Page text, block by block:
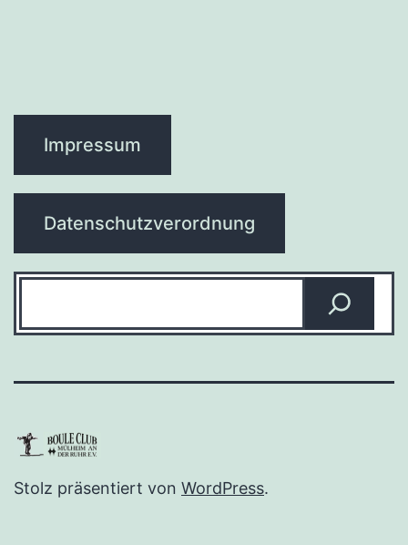
Impressum
Datenschutzverordnung
Suchen
Stolz präsentiert von WordPress.